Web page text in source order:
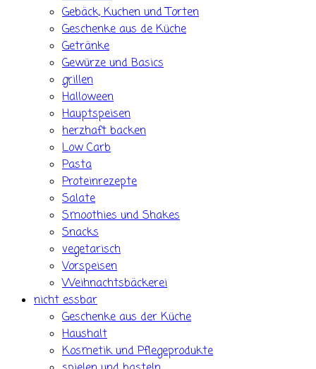
Gebäck, Kuchen und Torten
Geschenke aus de Küche
Getränke
Gewürze und Basics
grillen
Halloween
Hauptspeisen
herzhaft backen
Low Carb
Pasta
Proteinrezepte
Salate
Smoothies und Shakes
Snacks
vegetarisch
Vorspeisen
Weihnachtsbäckerei
nicht essbar
Geschenke aus der Küche
Haushalt
Kosmetik und Pflegeprodukte